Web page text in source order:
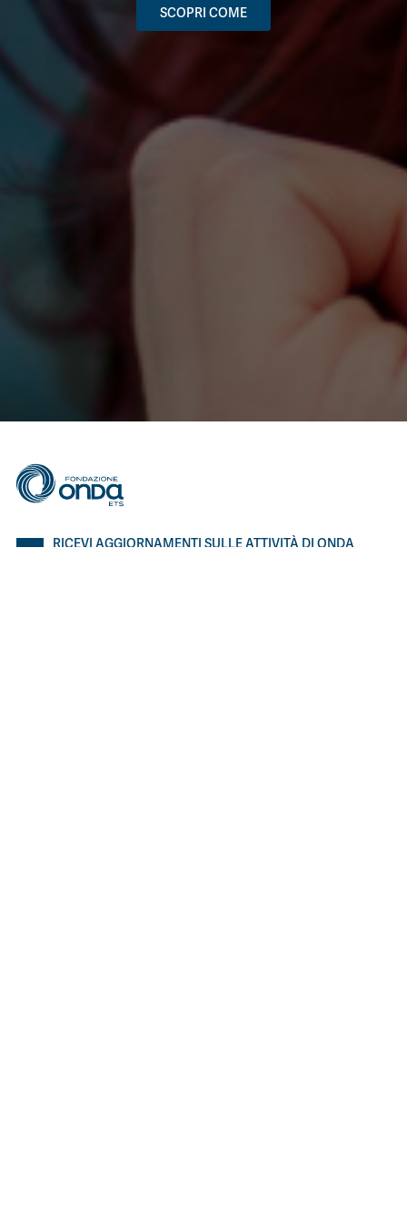
SCOPRI COME
RICEVI AGGIORNAMENTI SULLE ATTIVITÀ DI ONDA